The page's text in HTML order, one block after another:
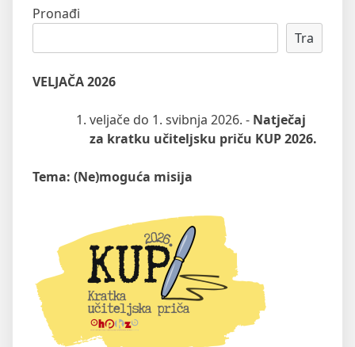
Pronađi
Tra
VELJAČA 2026
veljače do 1. svibnja 2026. - Natječaj
za kratku učiteljsku priču KUP 2026.
Tema: (Ne)moguća misija